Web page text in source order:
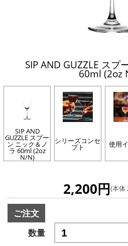
SIP AND GUZZLE スプ
60ml (2oz
SIP AND
GUZZLE スプー
ン ニック＆ノ
ラ 60ml (2oz
N/N)
シリーズコンセ
プト 使用
2,200円(本体
ご注文
数量